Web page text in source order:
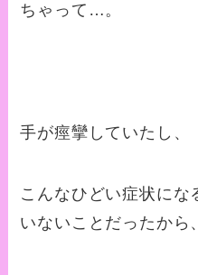
ちゃって…。
手が痙攣していたし、
こんなひどい症状にな
いないことだったから、